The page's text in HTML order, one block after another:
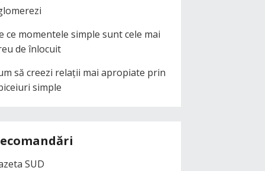
ce momentele simple sunt cele mai
de înlocuit
să creezi relații mai apropiate prin
simple
SUD